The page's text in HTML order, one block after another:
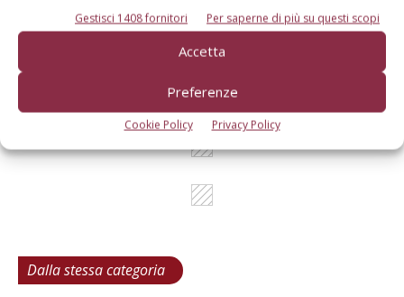
Gestisci 1408 fornitori Per saperne di più su questi scopi
Accetta
Preferenze
Cookie Policy Privacy Policy
I consigli di Terra e Vita agli agricoltori
Dalla stessa categoria